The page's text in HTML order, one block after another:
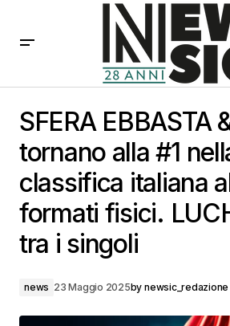
classifica italiana album e formati
tra i singoli
SFERA EBBASTA
tornano alla #1
classifica italiana
formati fisici.
tra i singoli
news 23 Maggio 2025by newsic_redazione